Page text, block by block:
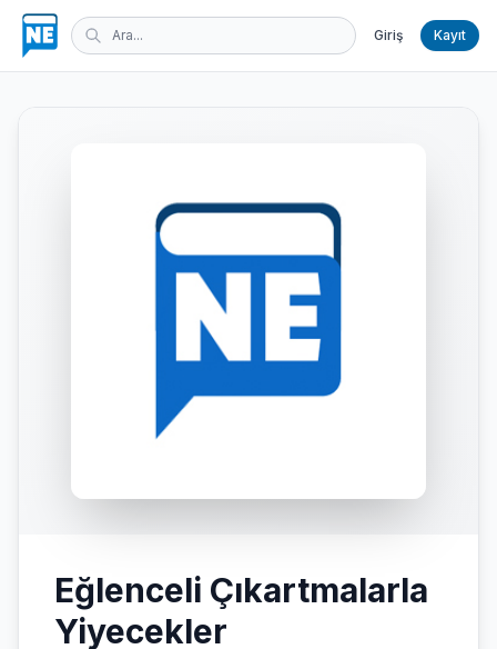
Giriş Kayıt
Eğlenceli Çıkartmalarla
Yiyecekler